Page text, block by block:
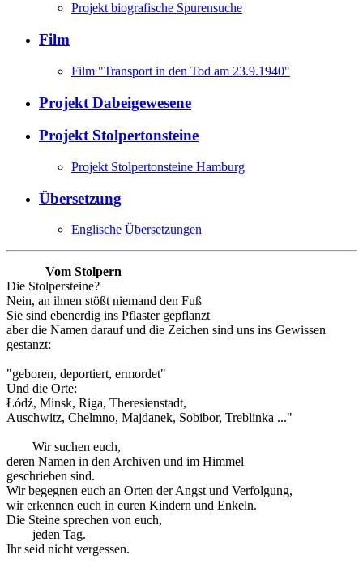
Projekt biografische Spurensuche
Film
Film "Transport in den Tod am 23.9.1940"
Projekt Dabeigewesene
Projekt Stolpertonsteine
Projekt Stolpertonsteine Hamburg
Übersetzung
Englische Übersetzungen
Vom Stolpern
Die Stolpersteine?
Nein, an ihnen stößt niemand den Fuß
Sie sind ebenerdig ins Pflaster gepflanzt
aber die Namen darauf und die Zeichen sind uns ins Gewissen
gestanzt:
"geboren, deportiert, ermordet"
Und die Orte:
Łódź, Minsk, Riga, Theresienstadt,
Auschwitz, Chelmno, Majdanek, Sobibor, Treblinka ..."
Wir suchen euch,
deren Namen in den Archiven und im Himmel
geschrieben sind.
Wir begegnen euch an Orten der Angst und Verfolgung,
wir erkennen euch in euren Kindern und Enkeln.
Die Steine sprechen von euch,
jeden Tag.
Ihr seid nicht vergessen.